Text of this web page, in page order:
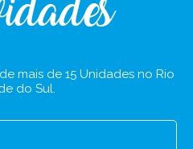
mais de 15 Unidades no Rio
do Sul.